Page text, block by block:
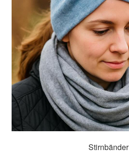
Stirnbänder